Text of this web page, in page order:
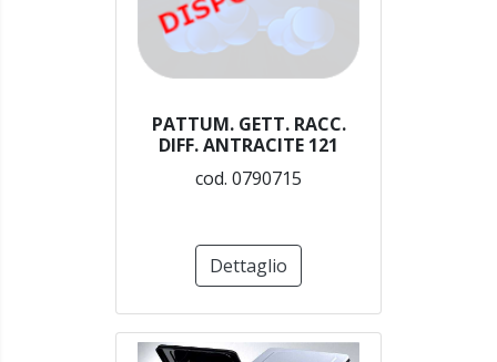
PATTUM. GETT. RACC.
DIFF. ANTRACITE 121
cod. 0790715
Dettaglio